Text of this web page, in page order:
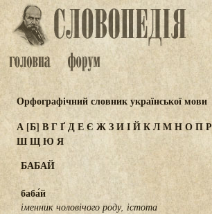
Орфографічний словник української мови
А[Б] ВГҐДЕЄ ЖЗИІЙКЛМНОПР
ШЩЮЯ
БАБАЙ
баба́й
іменник чоловічого роду, істота